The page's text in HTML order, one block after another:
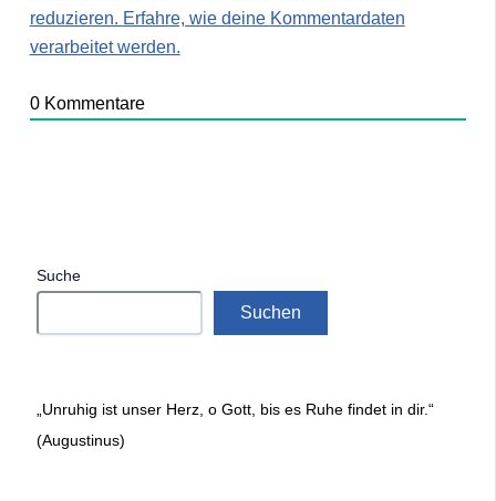
reduzieren. Erfahre, wie deine Kommentardaten
verarbeitet werden.
0Kommentare
Suche
Suchen
„Unruhig ist unser Herz, o Gott, bis es Ruhe findet in dir.“
(Augustinus)